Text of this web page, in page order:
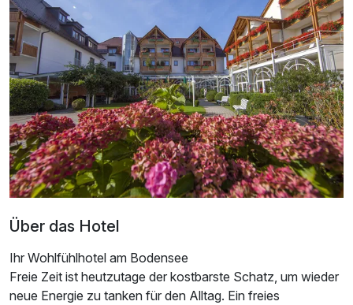
Über das Hotel
Ihr Wohlfühlhotel am Bodensee
Freie Zeit ist heutzutage der kostbarste Schatz, um wieder
neue Energie zu tanken für den Alltag. Ein freies